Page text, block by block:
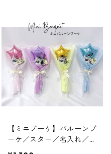
【ミニブーケ】バルーンブ
ーケ／スター／名入れ／卒